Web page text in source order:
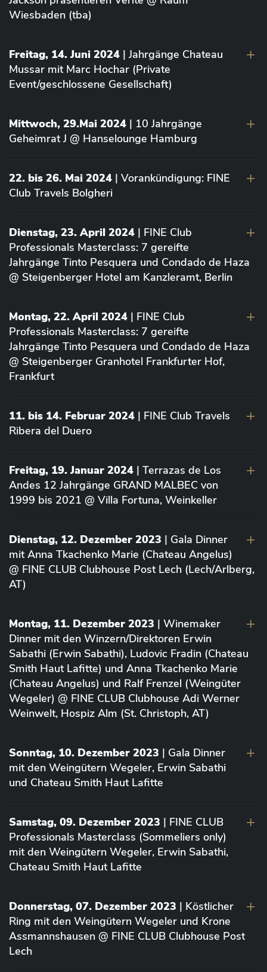
Wiesbaden (tba)
Freitag, 14. Juni 2024 | Jahrgänge Chateau
Mussar mit Marc Hochar (Private
Event/geschlossene Gesellschaft)
Mittwoch, 29.Mai 2024 | 10 Jahrgänge
Geheimrat J @ Hanselounge Hamburg
22. bis 26. Mai 2024 | Vorankündigung: FINE
Club Travels Bolgheri
Dienstag, 23. April 2024 | FINE Club
Professionals Masterclass: 7 gereifte
Jahrgänge Tinto Pesquera und Condado de Haza
@ Steigenberger Hotel am Kanzleramt, Berlin
Montag, 22. April 2024 | FINE Club
Professionals Masterclass: 7 gereifte
Jahrgänge Tinto Pesquera und Condado de Haza
@ Steigenberger Granhotel Frankfurter Hof,
Frankfurt
11. bis 14. Februar 2024 | FINE Club Travels
Ribera del Duero
Freitag, 19. Januar 2024 | Terrazas de Los
Andes 12 Jahrgänge GRAND MALBEC von
1999 bis 2021 @ Villa Fortuna, Weinkeller
Dienstag, 12. Dezember 2023 | Gala Dinner
mit Anna Tkachenko Marie (Chateau Angelus)
@ FINE CLUB Clubhouse Post Lech (Lech/Arlberg,
AT)
Montag, 11. Dezember 2023 | Winemaker
Dinner mit den Winzern/Direktoren Erwin
Sabathi (Erwin Sabathi), Ludovic Fradin (Chateau
Smith Haut Lafitte) und Anna Tkachenko Marie
(Chateau Angelus) und Ralf Frenzel (Weingüter
Wegeler) @ FINE CLUB Clubhouse Adi Werner
Weinwelt, Hospiz Alm (St. Christoph, AT)
Sonntag, 10. Dezember 2023 | Gala Dinner
mit den Weingütern Wegeler, Erwin Sabathi
und Chateau Smith Haut Lafitte
Samstag, 09. Dezember 2023 | FINE CLUB
Professionals Masterclass (Sommeliers only)
mit den Weingütern Wegeler, Erwin Sabathi,
Chateau Smith Haut Lafitte
Donnerstag, 07. Dezember 2023 | Köstlicher
Ring mit den Weingütern Wegeler und Krone
Assmannshausen @ FINE CLUB Clubhouse Post
Lech